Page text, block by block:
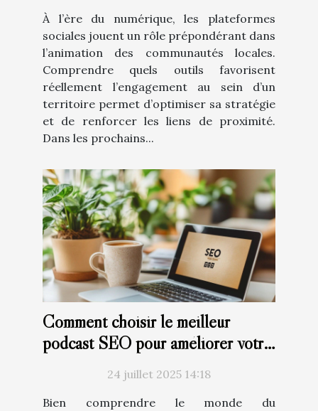
À l’ère du numérique, les plateformes
sociales jouent un rôle prépondérant dans
l’animation des communautés locales.
Comprendre quels outils favorisent
réellement l’engagement au sein d’un
territoire permet d’optimiser sa stratégie
et de renforcer les liens de proximité.
Dans les prochains...
Comment choisir le meilleur
podcast SEO pour améliorer votre
stratégie de marketing digital
24 juillet 2025 14:18
Bien comprendre le monde du